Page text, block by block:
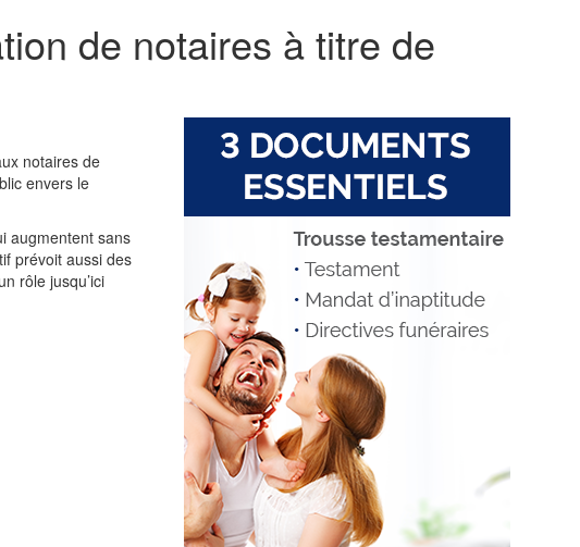
de notaires à titre de
notaires de
envers le
augmentent sans
prévoit aussi des
rôle jusqu’ici